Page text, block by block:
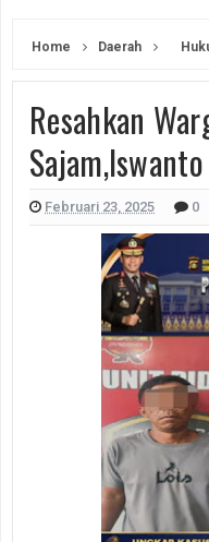
Home Daerah
Resahkan
Februari 23, 2025 0